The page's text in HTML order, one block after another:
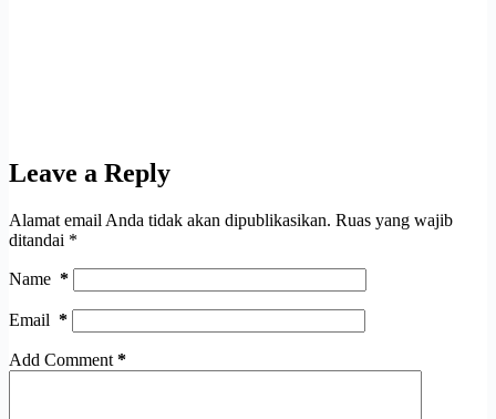
Leave a Reply
Alamat email Anda tidak akan dipublikasikan. Ruas yang wajib
ditandai *
Name *
Email *
Add Comment *